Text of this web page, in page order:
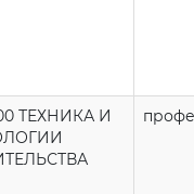
ТЕХНИКА И